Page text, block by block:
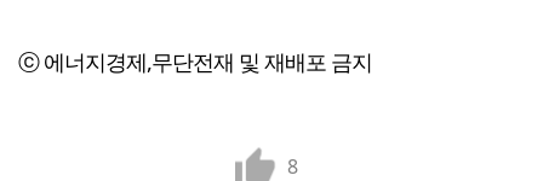
ⓒ 에너지경제,무단전재 및 재배포 금지
8